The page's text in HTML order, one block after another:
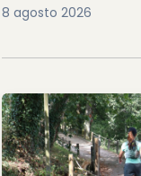
8 agosto 2026